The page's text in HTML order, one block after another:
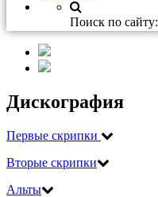
Поиск по сайту:
Дискография
Первые скрипки
Вторые скрипки
Альты